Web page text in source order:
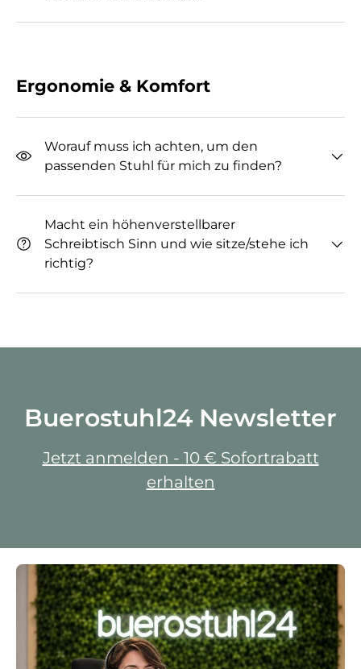
Ergonomie & Komfort
Worauf muss ich achten, um den
passenden Stuhl für mich zu finden?
Macht ein höhenverstellbarer
Schreibtisch Sinn und wie sitze/stehe ich
richtig?
Buerostuhl24 Newsletter
Jetzt anmelden - 10 € Sofortrabatt
erhalten